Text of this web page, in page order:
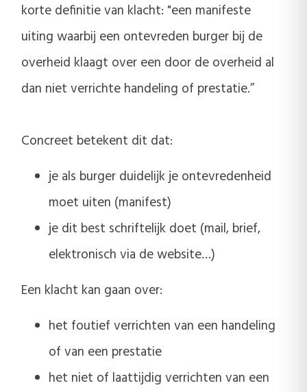
korte definitie van klacht: "een manifeste
uiting waarbij een ontevreden burger bij de
overheid klaagt over een door de overheid al
dan niet verrichte handeling of prestatie.”
Concreet betekent dit dat:
je als burger duidelijk je ontevredenheid
moet uiten (manifest)
je dit best schriftelijk doet (mail, brief,
elektronisch via de website…)
Een klacht kan gaan over:
het foutief verrichten van een handeling
of van een prestatie
het niet of laattijdig verrichten van een